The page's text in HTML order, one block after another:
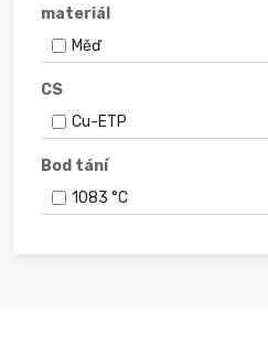
materiál
Měď
CS
Cu-ETP
Bod tání
1083 °C